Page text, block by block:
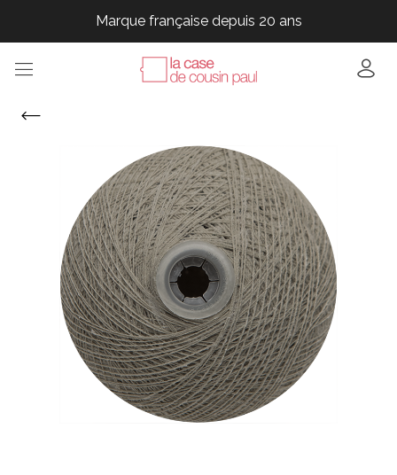
Marque française depuis 20 ans
Marque française depuis 20 ans
Marque française depuis 20 ans